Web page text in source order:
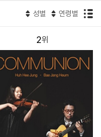
성별 연령별
2